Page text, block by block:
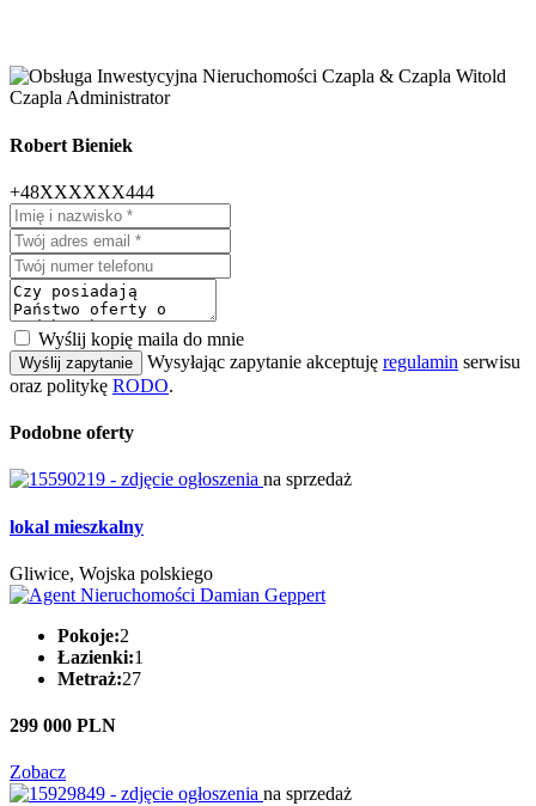
Robert Bieniek
+48XXXXXX444
Wyślij kopię maila do mnie
Wyślij zapytanie Wysyłając zapytanie akceptuję regulamin serwisu
oraz politykę RODO.
Podobne oferty
na sprzedaż
lokal mieszkalny
Gliwice, Wojska polskiego
Pokoje:2
Łazienki:1
Metraż:27
299 000 PLN
Zobacz
na sprzedaż